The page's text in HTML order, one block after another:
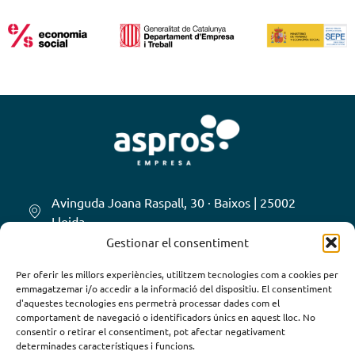
Gestionar el consentiment
Per oferir les millors experiències, utilitzem tecnologies com a cookies per
emmagatzemar i/o accedir a la informació del dispositiu. El consentiment
d'aquestes tecnologies ens permetrà processar dades com el
comportament de navegació o identificadors únics en aquest lloc. No
consentir o retirar el consentiment, pot afectar negativament
determinades característiques i funcions.
Avinguda Joana Raspall, 30 · Baixos | 25002
Lleida
973 278 087
670 70 09 63
hola@asprosempresa.cat
SEGUEIX-NOS